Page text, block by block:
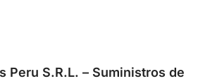
Peru S.R.L. – Suministros de